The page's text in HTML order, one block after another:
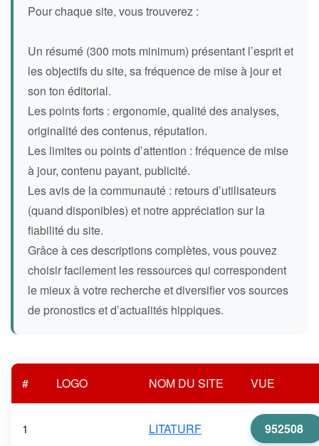
Pour chaque site, vous trouverez :
Un résumé (300 mots minimum) présentant l’esprit et
les objectifs du site, sa fréquence de mise à jour et
son ton éditorial.
Les points forts : ergonomie, qualité des analyses,
originalité des contenus, réputation.
Les limites ou points d’attention : fréquence de mise
à jour, contenu payant, publicité.
Les avis de la communauté : retours d’utilisateurs
(quand disponibles) et notre appréciation sur la
fiabilité du site.
Grâce à ces descriptions complètes, vous pouvez
choisir facilement les ressources qui correspondent
le mieux à votre recherche et diversifier vos sources
de pronostics et d’actualités hippiques.
# LOGO NOM DU SITE VUE
1 LITATURF 952508